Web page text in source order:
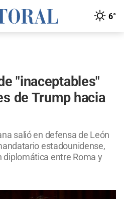
6°
"inaceptables"
de Trump hacia
salió en defensa de León
estadounidense,
diplomática entre Roma y